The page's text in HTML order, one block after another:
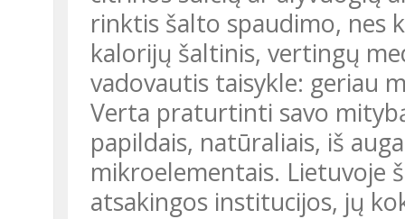
rinktis šalto spaudimo, nes
kalorijų šaltinis, vertingų
vadovautis taisykle: geriau
Verta praturtinti savo mitybą Vakarų šalyse pagamintais
papildais, natūraliais, iš
mikroelementais. Lietuvoje
atsakingos institucijos, jų